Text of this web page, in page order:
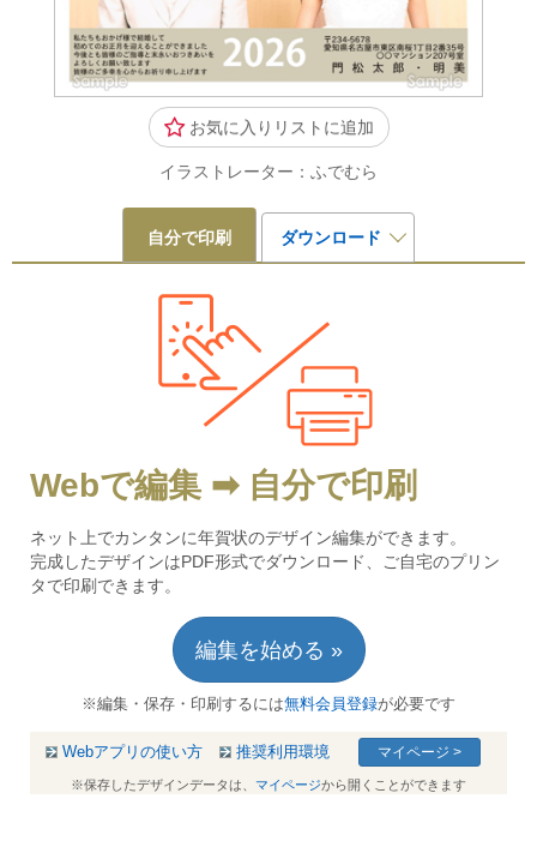
お気に入りリストに追加
イラストレーター：ふでむら
自分で印刷 ダウンロード
Webで編集 ➡ 自分で印刷
ネット上でカンタンに年賀状のデザイン編集ができます。
完成したデザインはPDF形式でダウンロード、ご自宅のプリン
タで印刷できます。
編集を始める »
※編集・保存・印刷するには無料会員登録が必要です
Webアプリの使い方 推奨利用環境 マイページ >
※保存したデザインデータは、 マイページから開くことができます